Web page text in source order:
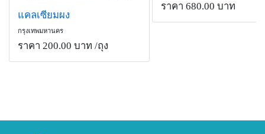
แคลเซียมผง
กรุงเทพมหานคร
ราคา 200.00 บาท /ถุง
ราคา 680.00 บาท